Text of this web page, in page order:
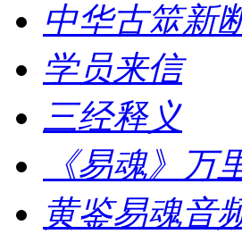
中华古筮新
学员来信
三经释义
《易魂》万
黄鉴易魂音